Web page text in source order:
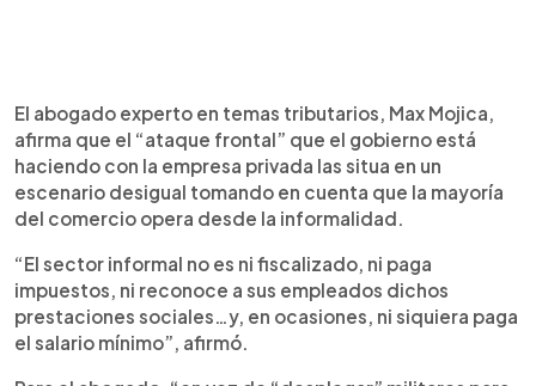
El abogado experto en temas tributarios, Max Mojica,
afirma que el “ataque frontal” que el gobierno está
haciendo con la empresa privada las situa en un
escenario desigual tomando en cuenta que la mayoría
del comercio opera desde la informalidad.
“El sector informal no es ni fiscalizado, ni paga
impuestos, ni reconoce a sus empleados dichos
prestaciones sociales…y, en ocasiones, ni siquiera paga
el salario mínimo”, afirmó.